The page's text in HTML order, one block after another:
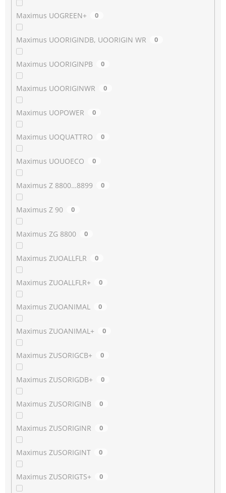
Maximus UOGREEN+ 0
Maximus UOORIGINDB, UOORIGIN WR 0
Maximus UOORIGINPB 0
Maximus UOORIGINWR 0
Maximus UOPOWER 0
Maximus UOQUATTRO 0
Maximus UOUOECO 0
Maximus Z 8800…8899 0
Maximus Z 90 0
Maximus ZG 8800 0
Maximus ZUOALLFLR 0
Maximus ZUOALLFLR+ 0
Maximus ZUOANIMAL 0
Maximus ZUOANIMAL+ 0
Maximus ZUSORIGCB+ 0
Maximus ZUSORIGDB+ 0
Maximus ZUSORIGINB 0
Maximus ZUSORIGINR 0
Maximus ZUSORIGINT 0
Maximus ZUSORIGTS+ 0